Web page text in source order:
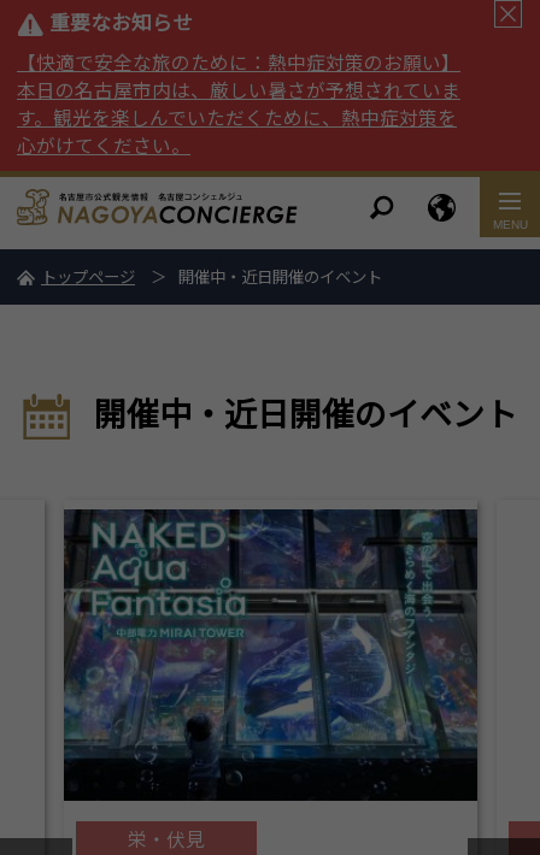
重要なお知らせ
【快適で安全な旅のために：熱中症対策のお願い】
本日の名古屋市内は、厳しい暑さが予想されていま
す。観光を楽しんでいただくために、熱中症対策を
心がけてください。
トップページ 開催中・近日開催のイベント
開催中・近日開催のイベント
栄・伏見